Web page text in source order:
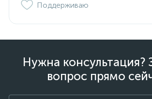
Поддерживаю
Нужна консультация?
вопрос прямо